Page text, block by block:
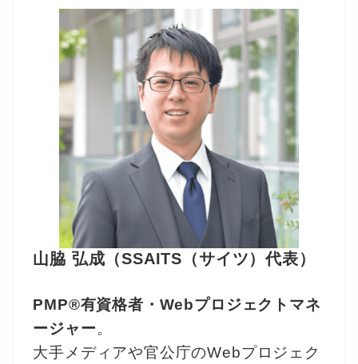
山脇 弘成（SSAITS（サイツ）代表）
PMP®有資格者・Webプロジェクトマネ
ージャー。
大手メディアや官公庁のWebプロジェク